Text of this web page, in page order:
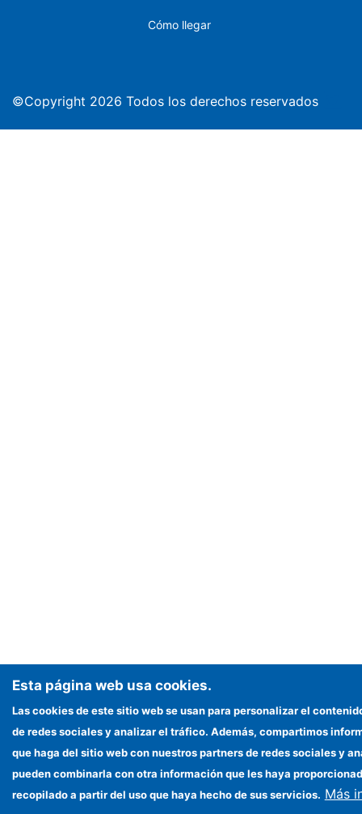
Cómo llegar
©Copyright 2026 Todos los derechos reservados
Esta página web usa cookies.
Las cookies de este sitio web se usan para personalizar el
de redes sociales y analizar el tráfico. Además, compartimos
que haga del sitio web con nuestros partners de redes sociales y
pueden combinarla con otra información que les haya
recopilado a partir del uso que haya hecho de sus servicios. Más